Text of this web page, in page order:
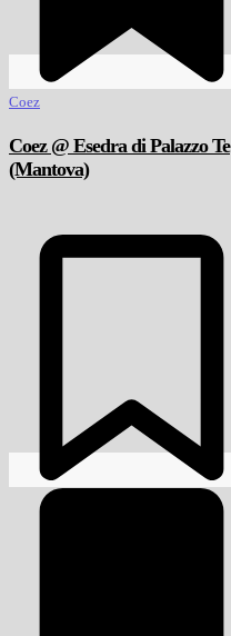
Coez
Coez @ Esedra di Palazzo Te
(Mantova)